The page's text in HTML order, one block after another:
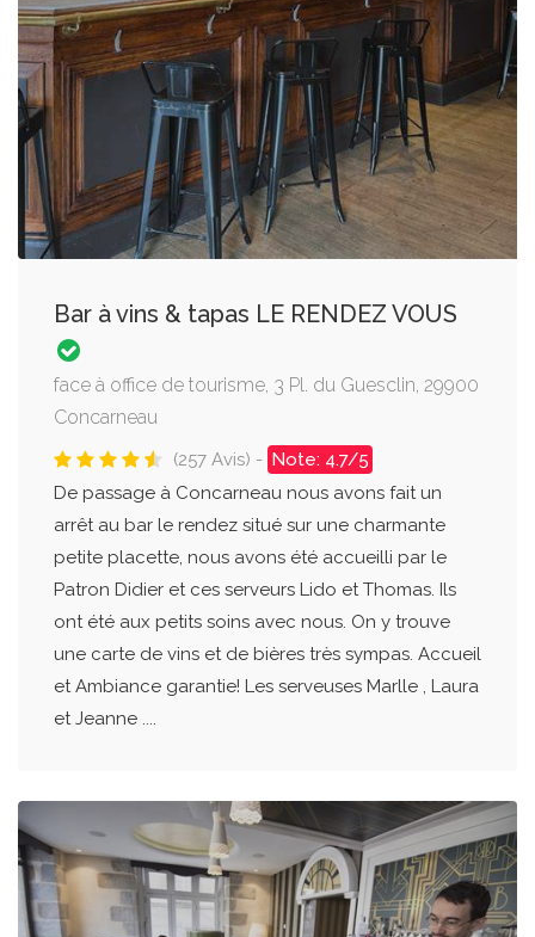
Bar à vins & tapas LE RENDEZ VOUS
face à office de tourisme, 3 Pl. du Guesclin, 29900
Concarneau
(257 Avis) - Note: 4.7/5
De passage à Concarneau nous avons fait un
arrêt au bar le rendez situé sur une charmante
petite placette, nous avons été accueilli par le
Patron Didier et ces serveurs Lido et Thomas. Ils
ont été aux petits soins avec nous. On y trouve
une carte de vins et de bières très sympas. Accueil
et Ambiance garantie! Les serveuses Marlle , Laura
et Jeanne ....